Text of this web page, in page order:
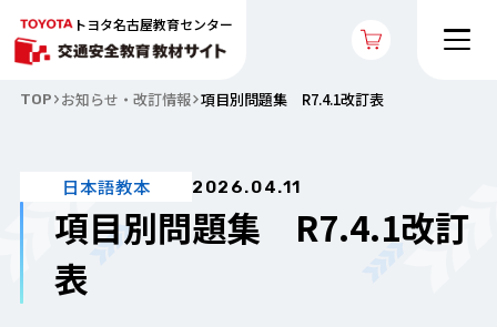
トヨタ名古屋教育センター
TOP お知らせ・改訂情報 項目別問題集 R7.4.1改訂表
日本語教本 2026.04.11
項目別問題集 R7.4.1改訂
表